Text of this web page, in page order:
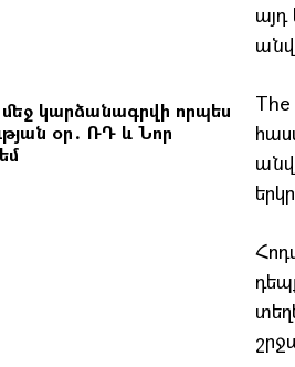
կարձանագրվի որպես
օր․ ՌԴ և Նոր